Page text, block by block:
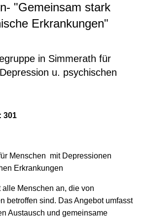
"Gemeinsam stark
Erkrankungen"
in Simmerath für
u. psychischen
301
Menschen mit Depressionen
Erkrankungen
alle Menschen an, die von
betroffen sind. Das Angebot umfasst
Austausch und gemeinsame